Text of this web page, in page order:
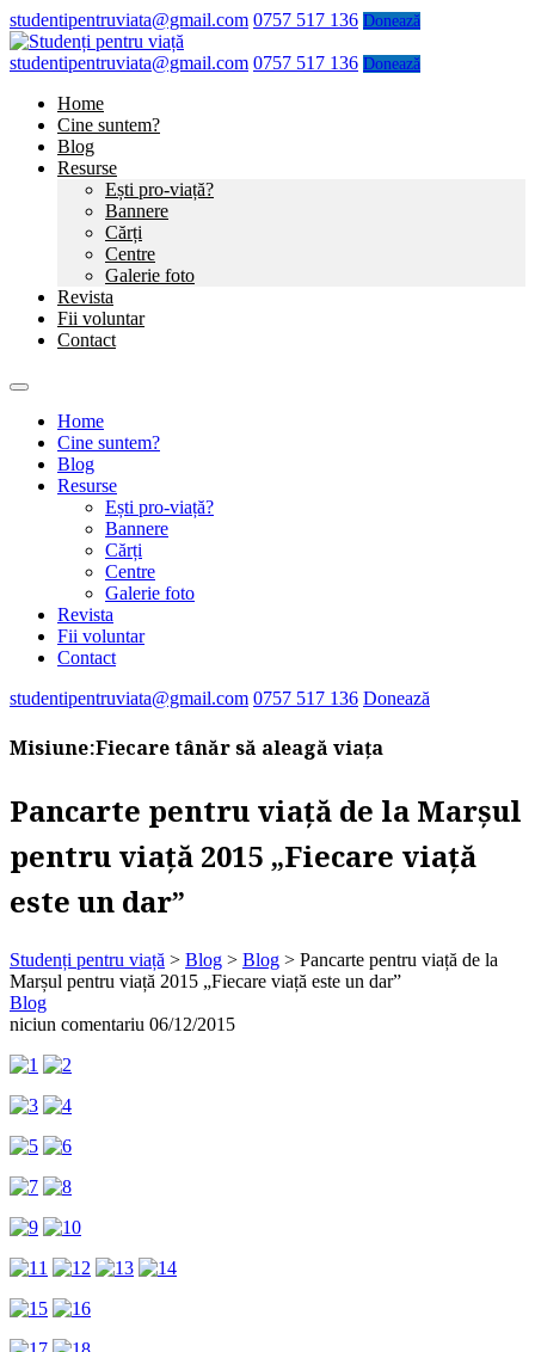
studentipentruviata@gmail.com 0757 517 136 Donează
studentipentruviata@gmail.com 0757 517 136 Donează
Home
Cine suntem?
Blog
Resurse
Ești pro-viață?
Bannere
Cărți
Centre
Galerie foto
Revista
Fii voluntar
Contact
Home
Cine suntem?
Blog
Resurse
Ești pro-viață?
Bannere
Cărți
Centre
Galerie foto
Revista
Fii voluntar
Contact
studentipentruviata@gmail.com 0757 517 136 Donează
Misiune:Fiecare tânăr să aleagă viața
Pancarte pentru viață de la Marșul
pentru viață 2015 „Fiecare viață
este un dar”
Studenți pentru viață > Blog > Blog > Pancarte pentru viață de la
Marșul pentru viață 2015 „Fiecare viață este un dar”
Blog
niciun comentariu 06/12/2015